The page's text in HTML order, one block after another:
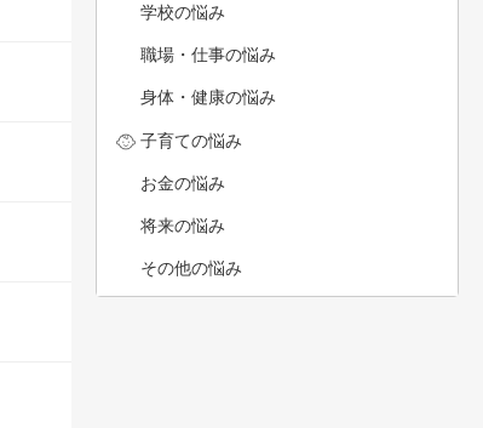
学校の悩み
職場・仕事の悩み
身体・健康の悩み
子育ての悩み
お金の悩み
将来の悩み
その他の悩み